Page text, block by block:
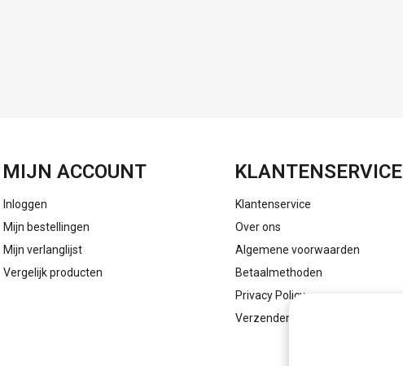
MIJN ACCOUNT
Inloggen
Mijn bestellingen
Mijn verlanglijst
Vergelijk producten
KLANTENSERVICE
Klantenservice
Over ons
Algemene voorwaarden
Betaalmethoden
Privacy Policy
Verzenden & retourneren